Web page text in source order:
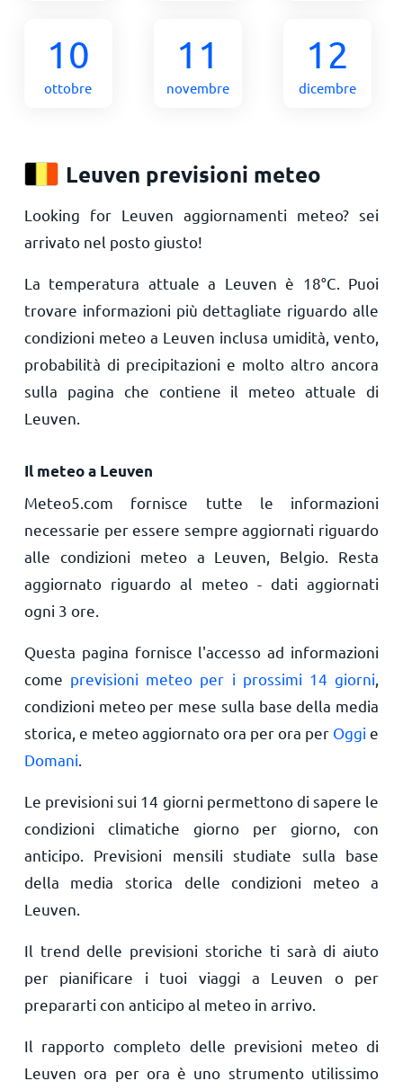
10
ottobre
11
novembre
12
dicembre
Leuven previsioni meteo
Looking for Leuven aggiornamenti meteo? sei
arrivato nel posto giusto!
La temperatura attuale a Leuven è 18°C . Puoi
trovare informazioni più dettagliate riguardo alle
condizioni meteo a Leuven inclusa umidità, vento,
probabilità di precipitazioni e molto altro ancora
sulla pagina che contiene il meteo attuale di
Leuven.
Il meteo a Leuven
Meteo5.com fornisce tutte le informazioni
necessarie per essere sempre aggiornati riguardo
alle condizioni meteo a Leuven, Belgio. Resta
aggiornato riguardo al meteo - dati aggiornati
ogni 3 ore.
Questa pagina fornisce l'accesso ad informazioni
come previsioni meteo per i prossimi 14 giorni
condizioni meteo per mese sulla base della media
storica, e meteo aggiornato ora per ora per Oggi e
Domani
Le previsioni sui 14 giorni permettono di sapere le
condizioni climatiche giorno per giorno, con
anticipo. Previsioni mensili studiate sulla base
della media storica delle condizioni meteo a
Leuven.
Il trend delle previsioni storiche ti sarà di aiuto
per pianificare i tuoi viaggi a Leuven o per
prepararti con anticipo al meteo in arrivo.
Il rapporto completo delle previsioni meteo di
Leuven ora per ora è uno strumento utilissimo